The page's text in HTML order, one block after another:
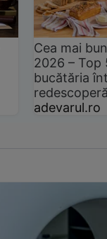
Cea mai
2026 –
bucătăria
adevarul.ro